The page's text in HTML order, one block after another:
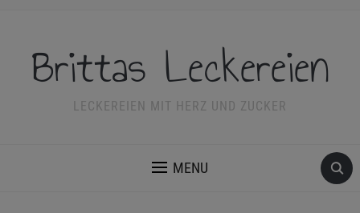
Brittas Leckereien
LECKEREIEN MIT HERZ UND ZUCKER
MENU